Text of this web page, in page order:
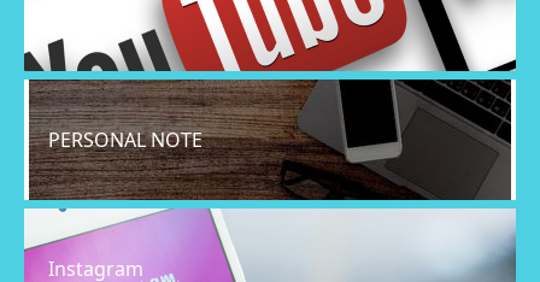
PERSONAL NOTE
Instagram